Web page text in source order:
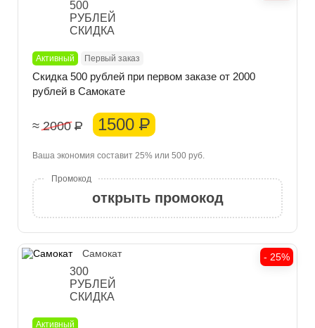
500
РУБЛЕЙ
СКИДКА
Активный Первый заказ
Скидка 500 рублей при первом заказе от 2000
рублей в Самокате
≈ 2000Р 1500 Р
Ваша экономия составит 25% или 500 руб.
открыть промокод
- 25%
300
РУБЛЕЙ
СКИДКА
Активный
Самокат